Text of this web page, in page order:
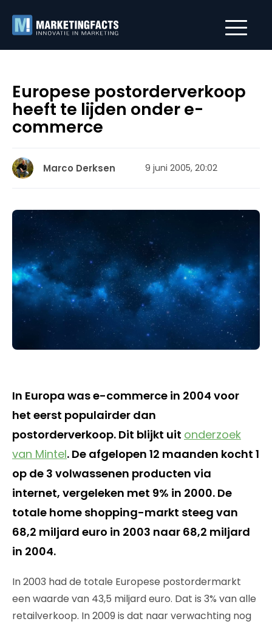
Europese postorderverkoop
heeft te lijden onder e-
commerce
Marco Derksen 9 juni 2005, 20:02
In Europa was e-commerce in 2004 voor
het eerst populairder dan
postorderverkoop. Dit blijkt uit onderzoek
van Mintel. De afgelopen 12 maanden kocht 1
op de 3 volwassenen producten via
internet, vergeleken met 9% in 2000. De
totale home shopping-markt steeg van
68,2 miljard euro in 2003 naar 68,2 miljard
in 2004.
In 2003 had de totale Europese postordermarkt
een waarde van 43,5 miljard euro. Dat is 3% van alle
retailverkoop. In 2009 is dat naar verwachting nog